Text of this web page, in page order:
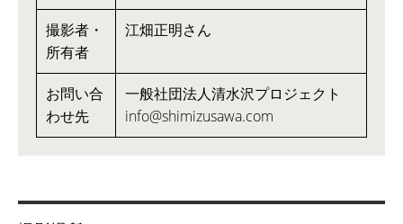
撮影者・
所有者
江畑正明さん
お問い合
わせ先
一般社団法人清水沢プロジェクト
info@shimizusawa.com